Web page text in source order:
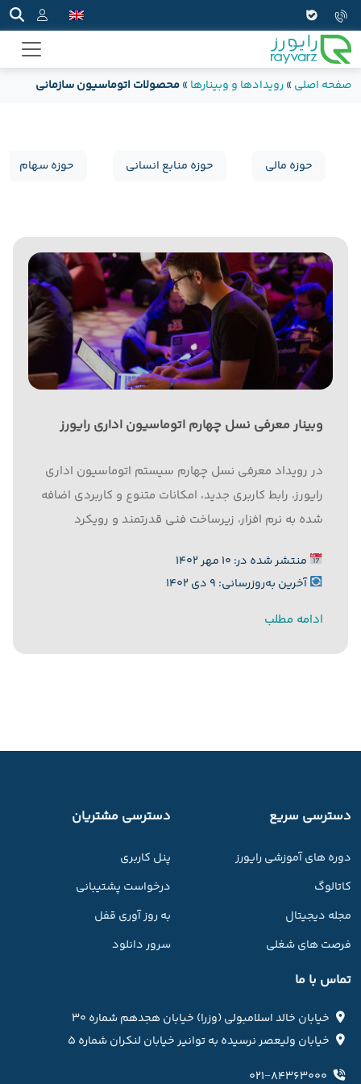
صفحه اصلی »رویدادها و وبینارها »محصولات اتوماسیون سازمانی
حوزه مالی حوزه منابع انسانی حوزه سهام
وبینار معرفی نسل چهارم اتوماسیون اداری رایورز
در رویداد معرفی نسل چهارم سیستم اتوماسیون اداری
رایورز، رابط کاربری جدید، امکانات متنوع و کاربردی اضافه
شده به نرم افزار، زیرساخت فنی قدرتمند و رویکرد
نسل جدید برای مشتریان دارای نسل قبلی، معرفی گردید.
منتشر شده در: ۱۰ مهر ۱۴۰۲
آخرین به‌روزرسانی: ۹ دی ۱۴۰۲
ادامه مطلب
دسترسی سریع
دوره های آموزشی رایورز
کاتالوگ
مجله دیجیتال
فرصت های شغلی
دسترسی مشتریان
پنل کاربری
درخواست پشتیبانی
به روز آوری قفل
سرور دانلود
تماس با ما
خیابان خالد اسلامبولی (وزرا) خیابان هجدهم شماره ۳۰
خیابان ولیعصر نرسیده به توانیر خیابان لنکران شماره ۵
۰۲۱−۸۴۳۶۳۰۰۰